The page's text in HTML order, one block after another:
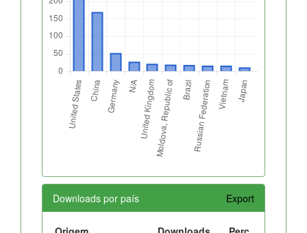
Downloads por país Export